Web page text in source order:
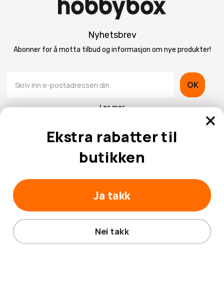
Nyhetsbrev
Abonner for å motta tilbud og informasjon om nye produkter!
OK
Les mer
Kundeservice
© 2026 Hobbybox.no
Ekstra rabatter til
butikken
Ja takk
Nei takk